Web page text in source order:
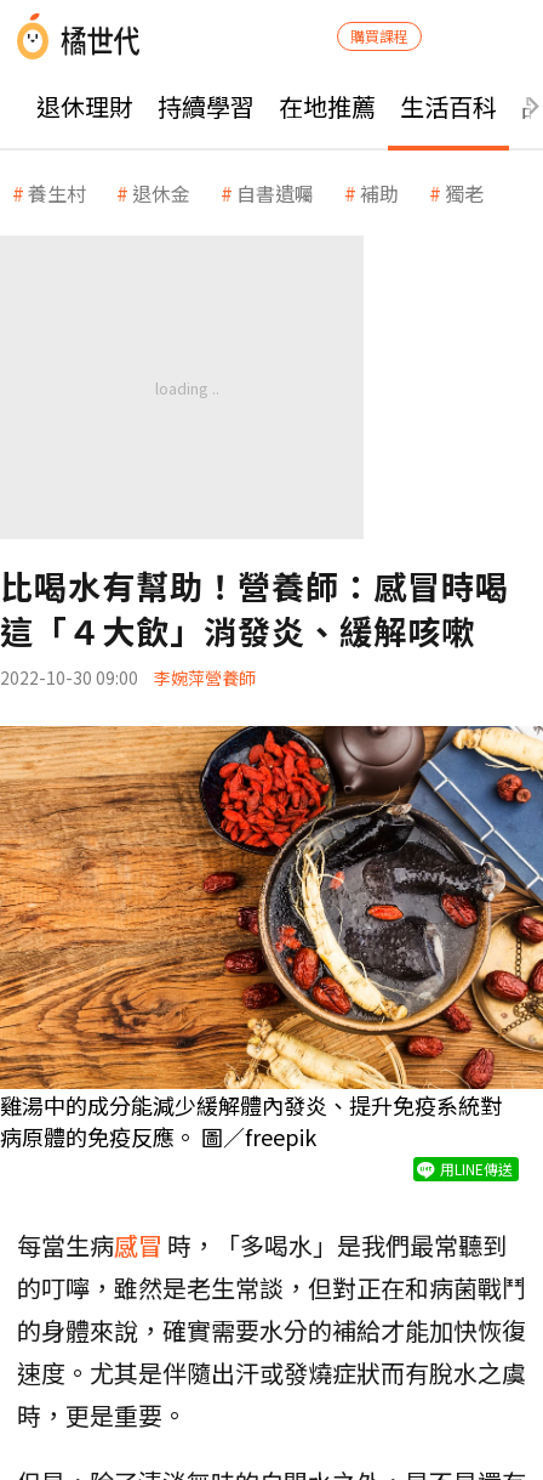
購買課程
退休理財 持續學習 在地推薦 生活百科
養生村 退休金 自書遺囑 補助 獨老
比喝水有幫助！營養師：感冒時喝
這「４大飲」消發炎、緩解咳嗽
2022-10-30 09:00 李婉萍營養師
雞湯中的成分能減少緩解體內發炎、提升免疫系統對
病原體的免疫反應。 圖／freepik
用LINE傳送
每當生病感冒 時，「多喝水」是我們最常聽到
的叮嚀，雖然是老生常談，但對正在和病菌戰鬥
的身體來說，確實需要水分的補給才能加快恢復
速度。尤其是伴隨出汗或發燒症狀而有脫水之虞
時，更是重要。